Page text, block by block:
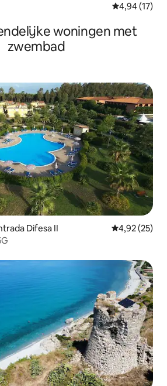
Gemiddelde
4,94 (17)
woningen met
zwembad
Difesa II Gemiddelde
4,92 (25)